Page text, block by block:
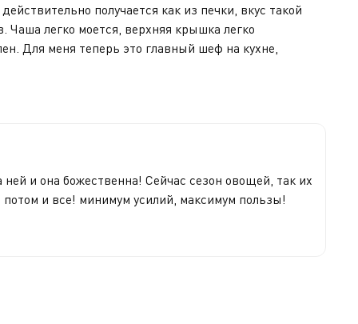
получается как из печки, вкус такой
Чаша легко моется, верхняя крышка легко
Для меня теперь это главный шеф на кухне,
и она божественна! Сейчас сезон овощей, так их
потом и все! минимум усилий, максимум пользы!